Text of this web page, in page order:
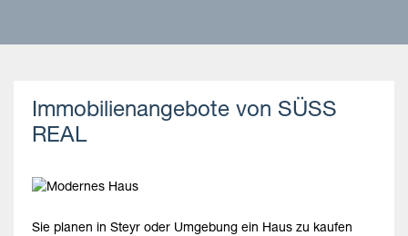
Immobilienangebote von SÜSS
REAL
Sie planen in Steyr oder Umgebung ein Haus zu kaufen